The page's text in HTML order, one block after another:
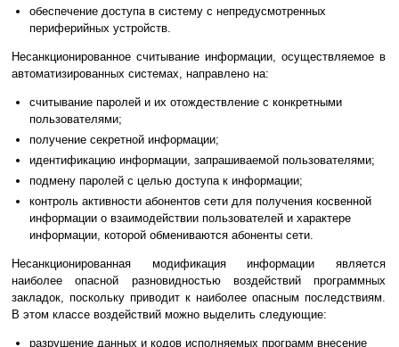
обеспечение доступа в систему с непредусмотренных
периферийных устройств.
Несанкционированное считывание информации, осуществляемое в
автоматизированных системах, направлено на:
считывание паролей и их отождествление с конкретными
пользователями;
получение секретной информации;
идентификацию информации, запрашиваемой пользователями;
подмену паролей с целью доступа к информации;
контроль активности абонентов сети для получения косвенной
информации о взаимодействии пользователей и характере
информации, которой обмениваются абоненты сети.
Несанкционированная модификация информации является
наиболее опасной разновидностью воздействий программных
закладок, поскольку приводит к наиболее опасным последствиям.
В этом классе воздействий можно выделить следующие:
разрушение данных и кодов исполняемых программ внесение